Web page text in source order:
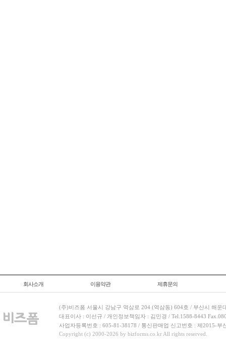
회사소개 이용약관 제휴문의
(주)비즈폼 서울시 강남구 역삼로 204 (역삼동) 604호 / 부산시 해운
대표이사 : 이선규 / 개인정보책임자 : 김민경 / Tel.1588-8443
사업자등록번호 : 605-81-38178 / 통신판매업 신고번호 : 제2015-부
Copyright (c) 2000-2026 by bizforms.co.kr All rights reserved.